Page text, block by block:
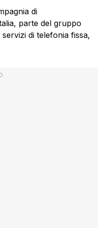
di
parte del gruppo
di telefonia fissa,